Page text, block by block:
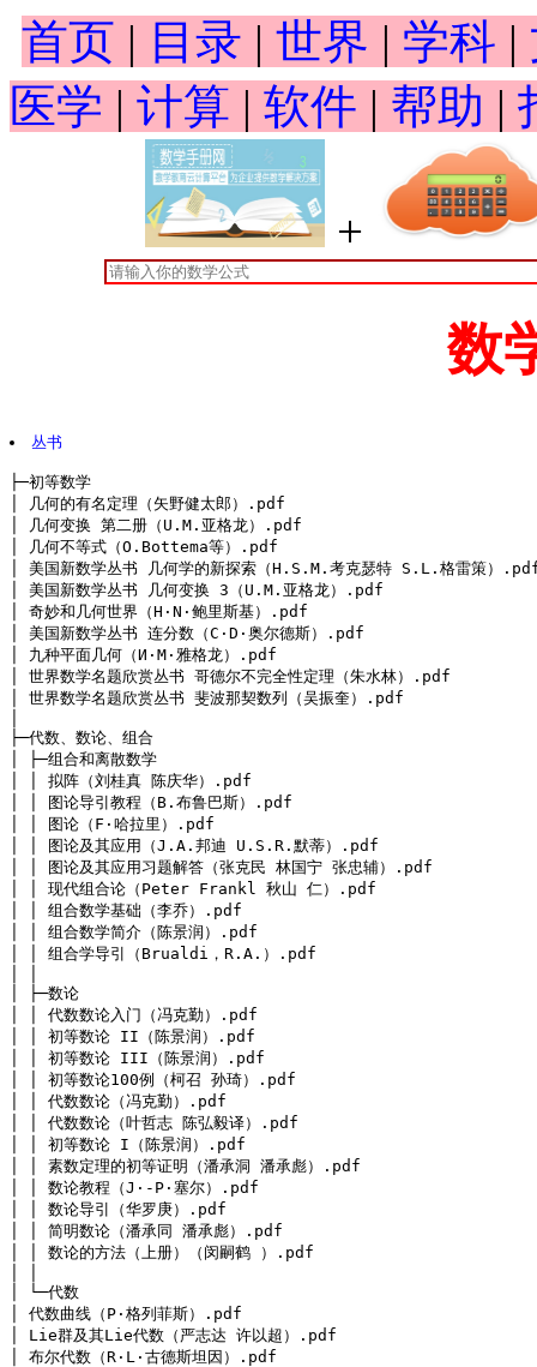
首页 | 目录 | 世界 | 学科 |
医学 | 计算 | 软件 | 帮助 |
+
数
丛书
├─初等数学
│ 几何的有名定理（矢野健太郎）.pdf
│ 几何变换 第二册（U.M.亚格龙）.pdf
│ 几何不等式（O.Bottema等）.pdf
│ 美国新数学丛书 几何学的新探索（H.S.M.考克瑟特 S.L.格雷策）
│ 美国新数学丛书 几何变换 3（U.M.亚格龙）.pdf
│ 奇妙和几何世界（H·N·鲍里斯基）.pdf
│ 美国新数学丛书 连分数（C·D·奥尔德斯）.pdf
│ 九种平面几何（И·M·雅格龙）.pdf
│ 世界数学名题欣赏丛书 哥德尔不完全性定理（朱水林）.pdf
│ 世界数学名题欣赏丛书 斐波那契数列（吴振奎）.pdf
├─代数、数论、组合
│ ├─组合和离散数学
│ │ 拟阵（刘桂真 陈庆华）.pdf
│ │ 图论导引教程（B.布鲁巴斯）.pdf
│ │ 图论（F·哈拉里）.pdf
│ │ 图论及其应用（J.A.邦迪 U.S.R.默蒂）.pdf
│ │ 图论及其应用习题解答（张克民 林国宁 张忠辅）.pdf
│ │ 现代组合论（Peter Frankl 秋山 仁）.pdf
│ │ 组合数学基础（李乔）.pdf
│ │ 组合数学简介（陈景润）.pdf
│ │ 组合学导引（Brualdi，R.A.）.pdf
│ ├─数论
│ │ 代数数论入门（冯克勤）.pdf
│ │ 初等数论 II（陈景润）.pdf
│ │ 初等数论 III（陈景润）.pdf
│ │ 初等数论100例（柯召 孙琦）.pdf
│ │ 代数数论（冯克勤）.pdf
│ │ 代数数论（叶哲志 陈弘毅译）.pdf
│ │ 初等数论 I（陈景润）.pdf
│ │ 素数定理的初等证明（潘承洞 潘承彪）.pdf
│ │ 数论教程（J·-P·塞尔）.pdf
│ │ 数论导引（华罗庚）.pdf
│ │ 简明数论（潘承同 潘承彪）.pdf
│ │ 数论的方法（上册）（闵嗣鹤 ）.pdf
│ └─代数
│ 代数曲线（P·格列菲斯）.pdf
│ Lie群及其Lie代数（严志达 许以超）.pdf
│ 布尔代数（R·L·古德斯坦因）.pdf